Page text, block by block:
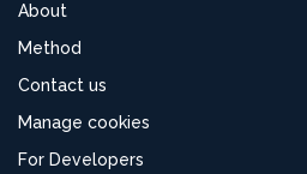
About
Method
Contact us
Manage cookies
For Developers